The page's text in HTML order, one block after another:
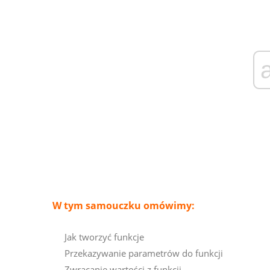
W tym samouczku omówimy:
Jak tworzyć funkcje
Przekazywanie parametrów do funkcji